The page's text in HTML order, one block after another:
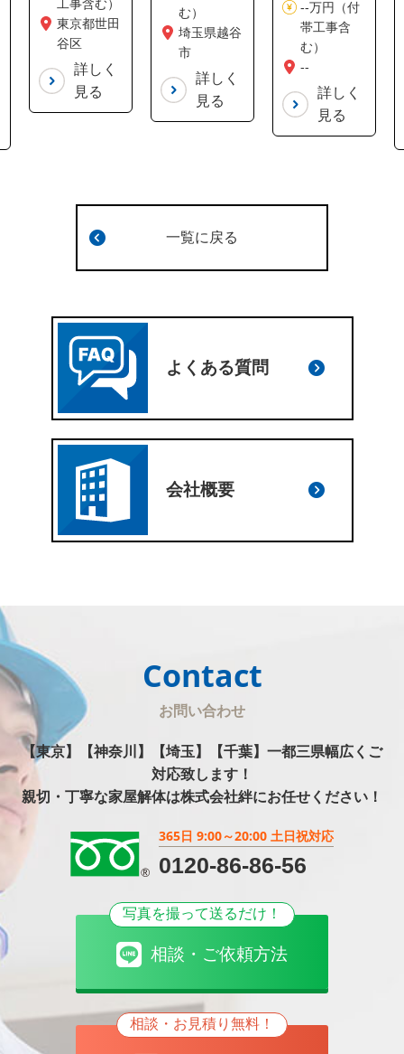
工事含む）
東京都世田
谷区
詳しく
見る
む）
埼玉県越谷
市
詳しく
見る
--万円（付
帯工事含
む）
--
詳しく
見る
一覧に戻る
よくある質問
会社概要
Contact
お問い合わせ
【東京】【神奈川】【埼玉】【千葉】一都三県幅広くご
対応致します！
親切・丁寧な家屋解体は株式会社絆にお任せください！
365日 9:00～20:00 土日祝対応
0120-86-86-56
写真を撮って送るだけ！
相談・ご依頼方法
相談・お見積り無料！